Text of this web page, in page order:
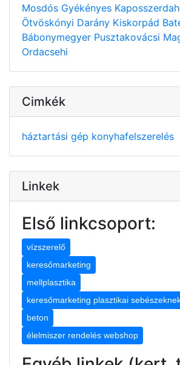
Mosdós Gyékényes
Ötvöskónyi Darány Kiskorpád
Bábonymegyer Pusztakovácsi
Ordacsehi
Cimkék
háztartási gép konyhafelszerelés
Linkek
Első linkcsoport:
vízszerelő
keresőmarketing
mellplasztika
keresőmarketing plasztikai
beton
élelmiszer rendelés webshop